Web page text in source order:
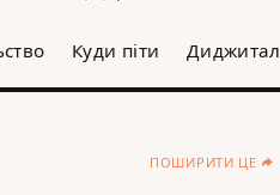
Куди піти Диджитал
ПОШИРИТИ ЦЕ